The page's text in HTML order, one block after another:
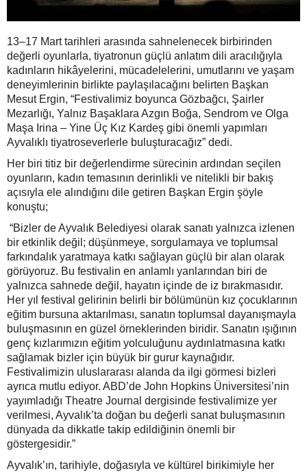
13–17 Mart tarihleri arasında sahnelenecek birbirinden
değerli oyunlarla, tiyatronun güçlü anlatım dili aracılığıyla
kadınların hikâyelerini, mücadelelerini, umutlarını ve yaşam
deneyimlerinin birlikte paylaşılacağını belirten Başkan
Mesut Ergin, “Festivalimiz boyunca Gözbağcı, Şairler
Mezarlığı, Yalnız Başaklara Azgın Boğa, Sendrom ve Olga
Maşa Irina – Yine Üç Kız Kardeş gibi önemli yapımları
Ayvalıklı tiyatroseverlerle buluşturacağız” dedi.
Her biri titiz bir değerlendirme sürecinin ardından seçilen
oyunların, kadın temasının derinlikli ve nitelikli bir bakış
açısıyla ele alındığını dile getiren Başkan Ergin şöyle
konuştu;
“Bizler de Ayvalık Belediyesi olarak sanatı yalnızca izlenen
bir etkinlik değil; düşünmeye, sorgulamaya ve toplumsal
farkındalık yaratmaya katkı sağlayan güçlü bir alan olarak
görüyoruz. Bu festivalin en anlamlı yanlarından biri de
yalnızca sahnede değil, hayatın içinde de iz bırakmasıdır.
Her yıl festival gelirinin belirli bir bölümünün kız çocuklarının
eğitim bursuna aktarılması, sanatın toplumsal dayanışmayla
buluşmasının en güzel örneklerinden biridir. Sanatın ışığının
genç kızlarımızın eğitim yolculuğunu aydınlatmasına katkı
sağlamak bizler için büyük bir gurur kaynağıdır.
Festivalimizin uluslararası alanda da ilgi görmesi bizleri
ayrıca mutlu ediyor. ABD’de John Hopkins Üniversitesi’nin
yayımladığı Theatre Journal dergisinde festivalimize yer
verilmesi, Ayvalık’ta doğan bu değerli sanat buluşmasının
dünyada da dikkatle takip edildiğinin önemli bir
göstergesidir.”
Ayvalık’ın, tarihiyle, doğasıyla ve kültürel birikimiyle her